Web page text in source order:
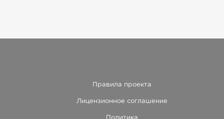
Правила проекта
Лицензионное соглашение
Политика